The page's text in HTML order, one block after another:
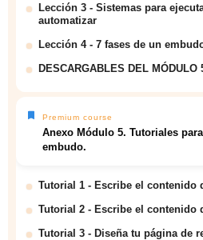
Lección 3 - Sistemas para
automatizar
Lección 4 - 7 fases de un
DESCARGABLES DEL MÓDULO
Premium course
Anexo Módulo 5. Tutoriales
embudo.
Tutorial 1 - Escribe el contenido
Tutorial 2 - Escribe el contenido
Tutorial 3 - Diseña tu página de